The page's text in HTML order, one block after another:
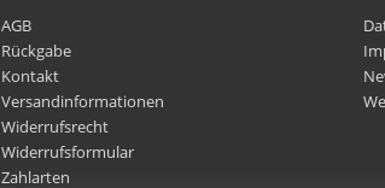
AGB
Rückgabe
Kontakt
Versandinformationen
Widerrufsrecht
Widerrufsformular
Zahlarten